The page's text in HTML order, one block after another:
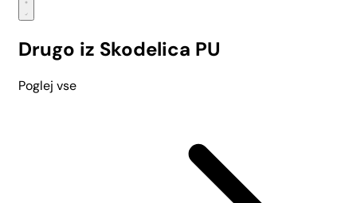
Drugo iz Skodelica PU
Poglej vse